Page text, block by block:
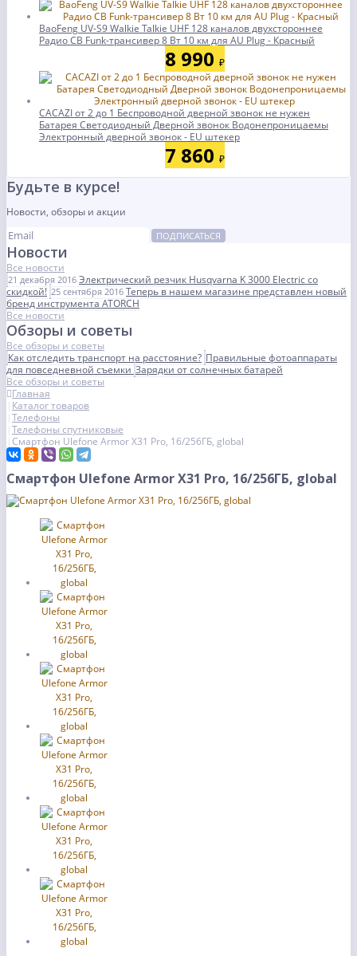
BaoFeng UV-S9 Walkie Talkie UHF 128 каналов двухстороннее
Радио CB Funk-трансивер 8 Вт 10 км для AU Plug - Красный
8 990 ₽
CACAZI от 2 до 1 Беспроводной дверной звонок не нужен
Батарея Светодиодный Дверной звонок Водонепроницаемы
Электронный дверной звонок - EU штекер
7 860 ₽
Будьте в курсе!
Новости, обзоры и акции
ПОДПИСАТЬСЯ
Новости
Все новости
21 декабря 2016 Электрический резчик Husqvarna K 3000 Electric со
скидкой! 25 сентября 2016 Теперь в нашем магазине представлен новый
бренд инструмента ATORCH
Все новости
Обзоры и советы
Все обзоры и советы
Как отследить транспорт на расстояние? Правильные фотоаппараты
для повседневной съемкиЗарядки от солнечных батарей
Все обзоры и советы
Главная
Каталог товаров
Телефоны
Телефоны спутниковые
Смартфон Ulefone Armor X31 Pro, 16/256ГБ, global
Смартфон Ulefone Armor X31 Pro, 16/256ГБ, global